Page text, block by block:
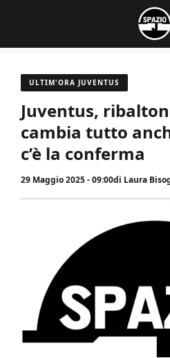
contenuto
ULTIM'ORA JUVENTUS
Juventus,
cambia tutto
c’è la conferma
29 Maggio 2025 - 09:00di Laura